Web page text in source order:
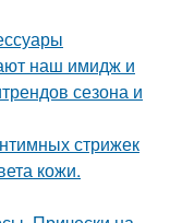
наш имидж и
сезона и
стрижек
кожи.